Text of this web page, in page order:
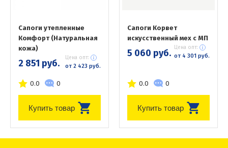
Сапоги утепленные
Комфорт (Натуральная
кожа)
2 851 руб. Цена опт:
от 2 423 руб.
0.0 0
Купить товар
Сапоги Корвет
искусственный мех с МП
5 060 руб. Цена опт:
от 4 301 руб.
0.0 0
Купить товар